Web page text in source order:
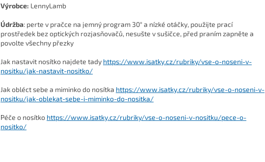
Výrobce: LennyLamb
Údržba: perte v pračce na jemný program 30° a nízké otáčky, použijte prací
prostředek bez optických rozjasňovačů, nesušte v sušičce, před praním zapněte a
povolte všechny přezky
Jak nastavit nosítko najdete tady https://www.isatky.cz/rubriky/vse-o-noseni-v-
nositku/jak-nastavit-nositko/
Jak obléct sebe a miminko do nosítka https://www.isatky.cz/rubriky/vse-o-noseni-v-
nositku/jak-oblekat-sebe-i-miminko-do-nositka/
Péče o nosítko https://www.isatky.cz/rubriky/vse-o-noseni-v-nositku/pece-o-
nositko/